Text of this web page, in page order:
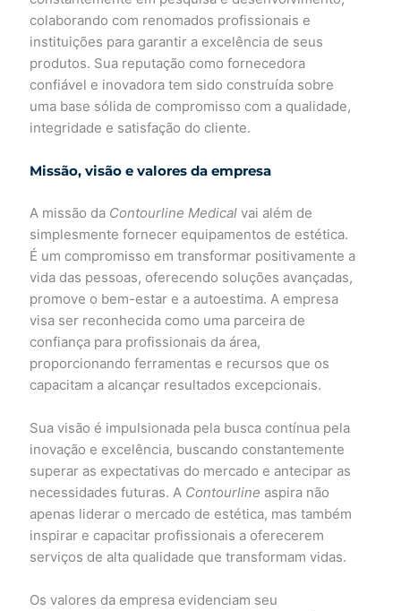
colaborando com renomados profissionais e
instituições para garantir a excelência de seus
produtos. Sua reputação como fornecedora
confiável e inovadora tem sido construída sobre
uma base sólida de compromisso com a qualidade,
integridade e satisfação do cliente.
Missão, visão e valores da empresa
A missão da Contourline Medical vai além de
simplesmente fornecer equipamentos de estética.
É um compromisso em transformar positivamente a
vida das pessoas, oferecendo soluções avançadas,
promove o bem-estar e a autoestima. A empresa
visa ser reconhecida como uma parceira de
confiança para profissionais da área,
proporcionando ferramentas e recursos que os
capacitam a alcançar resultados excepcionais.
Sua visão é impulsionada pela busca contínua pela
inovação e excelência, buscando constantemente
superar as expectativas do mercado e antecipar as
necessidades futuras. A Contourline aspira não
apenas liderar o mercado de estética, mas também
inspirar e capacitar profissionais a oferecerem
serviços de alta qualidade que transformam vidas.
Os valores da empresa evidenciam seu